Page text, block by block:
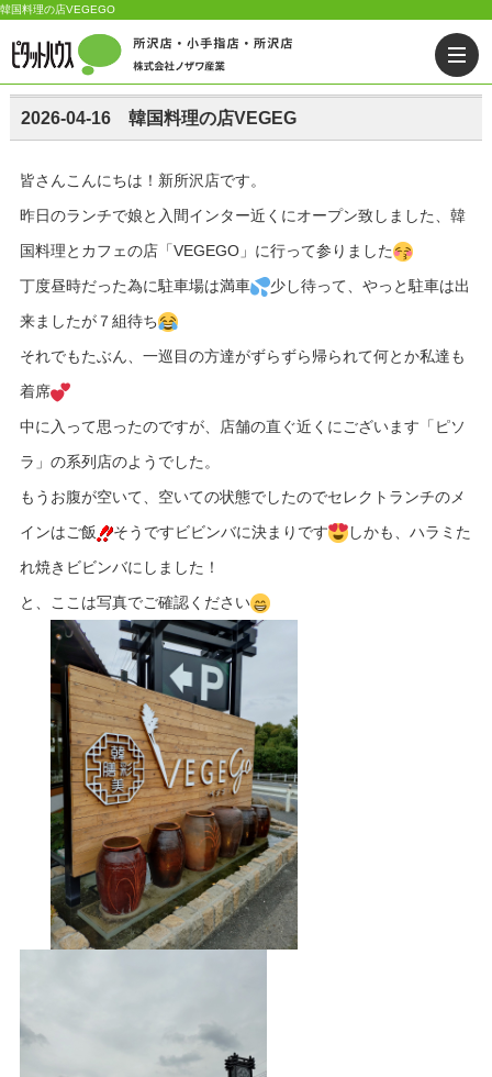
韓国料理の店VEGEGO
2026-04-16 韓国料理の店VEGEG
皆さんこんにちは！新所沢店です。
昨日のランチで娘と入間インター近くにオープン致しました、韓
国料理とカフェの店「VEGEGO」に行って参りました
丁度昼時だった為に駐車場は満車
少し待って、やっと駐車は出
来ましたが７組待ち
それでもたぶん、一巡目の方達がずらずら帰られて何とか私達も
着席
中に入って思ったのですが、店舗の直ぐ近くにございます「ピソ
ラ」の系列店のようでした。
もうお腹が空いて、空いての状態でしたのでセレクトランチのメ
インはご飯
そうですビビンバに決まりです
しかも、ハラミた
れ焼きビビンバにしました！
と、ここは写真でご確認ください